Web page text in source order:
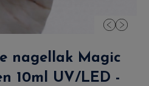
nagellak Magic
10ml UV/LED -